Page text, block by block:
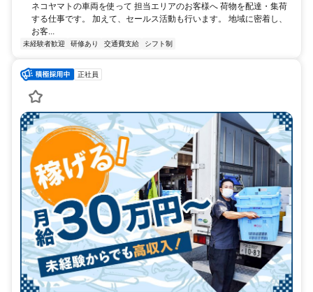
ネコヤマトの車両を使って 担当エリアのお客様へ 荷物を配達・集荷
する仕事です。 加えて、セールス活動も行います。 地域に密着し、
お客...
未経験者歓迎 研修あり 交通費支給 シフト制
正社員